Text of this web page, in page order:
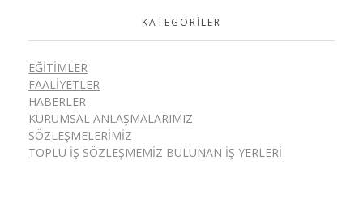
KATEGORILER
EĞITIMLER
FAALIYETLER
HABERLER
KURUMSAL ANLAŞMALARIMIZ
SÖZLEŞMELERIMIZ
TOPLU İŞ SÖZLEŞMEMIZ BULUNAN İŞ YERLERI